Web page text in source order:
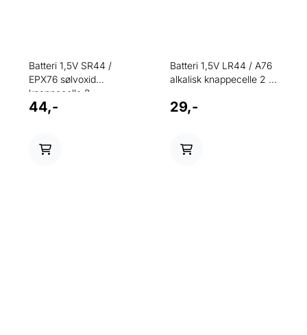
Batteri 1,5V SR44 /
EPX76 sølvoxid
knappecelle 2 ...
44,-
Batteri 1,5V LR44 / A76
alkalisk knappecelle 2 ...
29,-